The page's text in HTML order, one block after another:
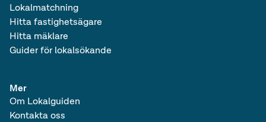
Lokalmatchning
Hitta fastighetsägare
Hitta mäklare
Guider för lokalsökande
Mer
Om Lokalguiden
Kontakta oss